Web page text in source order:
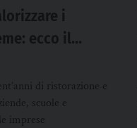
i
ecco il
di ristorazione e
scuole e
imprese